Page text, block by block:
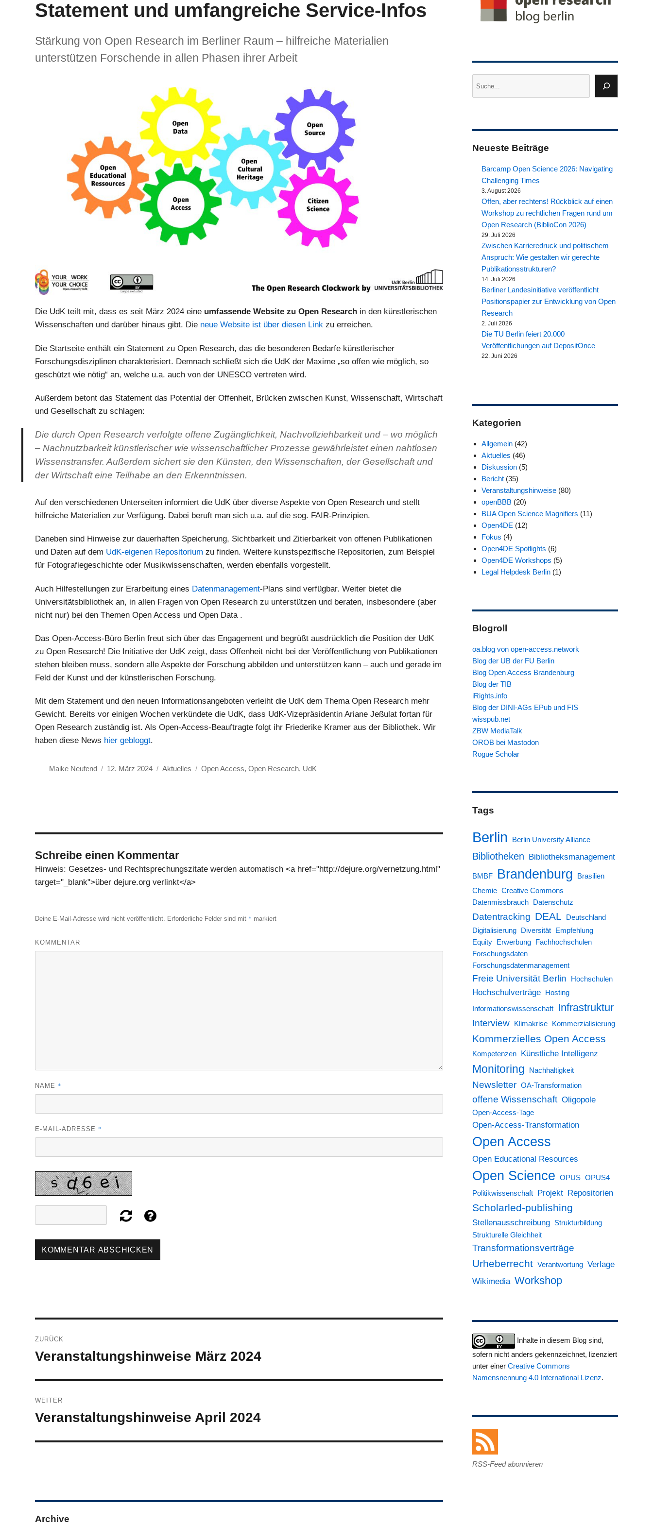
Statement und umfangreiche Service-Infos
Stärkung von Open Research im Berliner Raum – hilfreiche Materialien
unterstützen Forschende in allen Phasen ihrer Arbeit
Die UdK teilt mit, dass es seit März 2024 eine umfassende Website zu Open Research in den künstlerischen
Wissenschaften und darüber hinaus gibt. Die neue Website ist über diesen Link zu erreichen.
Die Startseite enthält ein Statement zu Open Research, das die besonderen Bedarfe künstlerischer
Forschungsdisziplinen charakterisiert. Demnach schließt sich die UdK der Maxime „so offen wie möglich, so
geschützt wie nötig“ an, welche u.a. auch von der UNESCO vertreten wird.
Außerdem betont das Statement das Potential der Offenheit, Brücken zwischen Kunst, Wissenschaft, Wirtschaft
und Gesellschaft zu schlagen:
Die durch Open Research verfolgte offene Zugänglichkeit, Nachvollziehbarkeit und – wo möglich
– Nachnutzbarkeit künstlerischer wie wissenschaftlicher Prozesse gewährleistet einen nahtlosen
Wissenstransfer. Außerdem sichert sie den Künsten, den Wissenschaften, der Gesellschaft und
der Wirtschaft eine Teilhabe an den Erkenntnissen.
Auf den verschiedenen Unterseiten informiert die UdK über diverse Aspekte von Open Research und stellt
hilfreiche Materialien zur Verfügung. Dabei beruft man sich u.a. auf die sog. FAIR-Prinzipien.
Daneben sind Hinweise zur dauerhaften Speicherung, Sichtbarkeit und Zitierbarkeit von offenen Publikationen
und Daten auf dem UdK-eigenen Repositorium zu finden. Weitere kunstspezifische Repositorien, zum Beispiel
für Fotografiegeschichte oder Musikwissenschaften, werden ebenfalls vorgestellt.
Auch Hilfestellungen zur Erarbeitung eines Datenmanagement-Plans sind verfügbar. Weiter bietet die
Universitätsbibliothek an, in allen Fragen von Open Research zu unterstützen und beraten, insbesondere (aber
nicht nur) bei den Themen Open Access und Open Data .
Das Open-Access-Büro Berlin freut sich über das Engagement und begrüßt ausdrücklich die Position der UdK
zu Open Research! Die Initiative der UdK zeigt, dass Offenheit nicht bei der Veröffentlichung von Publikationen
stehen bleiben muss, sondern alle Aspekte der Forschung abbilden und unterstützen kann – auch und gerade im
Feld der Kunst und der künstlerischen Forschung.
Mit dem Statement und den neuen Informationsangeboten verleiht die UdK dem Thema Open Research mehr
Gewicht. Bereits vor einigen Wochen verkündete die UdK, dass UdK-Vizepräsidentin Ariane Jeßulat fortan für
Open Research zuständig ist. Als Open-Access-Beauftragte folgt ihr Friederike Kramer aus der Bibliothek. Wir
haben diese News hier gebloggt.
Autor
Maike Neufend
Veröffentlicht
12. März 2024 Kategorien
Aktuelles Schlagwörter
Open Access,Open Research, UdK
Schreibe einen Kommentar
Hinweis: Gesetzes- und Rechtsprechungszitate werden automatisch <a href="http://dejure.org/vernetzung.html"
target="_blank">über dejure.org verlinkt</a>
Deine E-Mail-Adresse wird nicht veröffentlicht. Erforderliche Felder sind mit * markiert
KOMMENTAR
NAME *
E-MAIL-ADRESSE *
ZURÜCK
Vorheriger
Veranstaltungshinweise März 2024
WEITER
Nächster
Veranstaltungshinweise April 2024
Archive
Neueste Beiträge
Barcamp Open Science 2026: Navigating
Challenging Times
3. August 2026
Offen, aber rechtens! Rückblick auf einen
Workshop zu rechtlichen Fragen rund um
Open Research (BiblioCon 2026)
29. Juli 2026
Zwischen Karrieredruck und politischem
Anspruch: Wie gestalten wir gerechte
Publikationsstrukturen?
14. Juli 2026
Berliner Landesinitiative veröffentlicht
Positionspapier zur Entwicklung von Open
Research
2. Juli 2026
Die TU Berlin feiert 20.000
Veröffentlichungen auf DepositOnce
22. Juni 2026
Kategorien
Allgemein(42)
Aktuelles (46)
Diskussion(5)
Bericht(35)
Veranstaltungshinweise(80)
openBBB(20)
BUA Open Science Magnifiers (11)
Open4DE (12)
Fokus (4)
Open4DE Spotlights (6)
Open4DE Workshops (5)
Legal Helpdesk Berlin(1)
Blogroll
oa.blog von open-access.network
Blog der UB der FU Berlin
Blog Open Access Brandenburg
Blog der TIB
iRights.info
Blog der DINI-AGs EPub und FIS
wisspub.net
ZBW MediaTalk
OROB bei Mastodon
Rogue Scholar
Tags
Berlin Berlin University Alliance
Bibliotheken Bibliotheksmanagement
BMBF Brandenburg
Brasilien
Chemie Creative Commons
Datenmissbrauch
Datenschutz
Datentracking DEAL
Deutschland
Digitalisierung
Diversität
Empfehlung
Equity
Erwerbung
Fachhochschulen
Forschungsdaten
Forschungsdatenmanagement
Freie Universität Berlin Hochschulen
Hochschulverträge Hosting
Informationswissenschaft Infrastruktur
Interview Klimakrise Kommerzialisierung
Kommerzielles Open Access
Kompetenzen Künstliche Intelligenz
Monitoring Nachhaltigkeit
Newsletter OA-Transformation
offene Wissenschaft Oligopole
Open-Access-Tage
Open-Access-Transformation
Open Access
Open Educational Resources
Open Science OPUS OPUS4
Politikwissenschaft
Projekt Repositorien
Scholarled-publishing
Stellenausschreibung
Strukturbildung
Strukturelle Gleichheit
Transformationsverträge
Urheberrecht Verantwortung Verlage
Wikimedia Workshop
Inhalte in diesem Blog sind,
sofern nicht anders gekennzeichnet, lizenziert
unter einer Creative Commons
Namensnennung 4.0 International Lizenz.
RSS-Feed abonnieren